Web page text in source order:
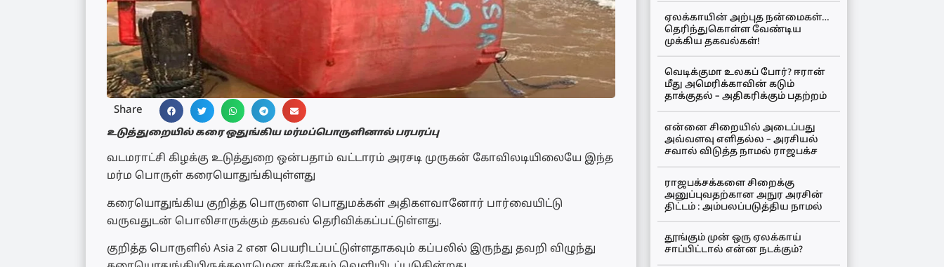
Share
உடுத்துறையில் கரை ஒதுங்கிய மர்மப்பொருளினால் பரபரப்பு
வடமராட்சி கிழக்கு உடுத்துறை ஒன்பதாம் வட்டாரம் அரசடி முருகன் கோவிலடியிலையே இந்த
மர்ம பொருள் கரையொதுங்கியுள்ளது
கரையொதுங்கிய குறித்த பொருளை பொதுமக்கள் அதிகளவானோர் பார்வையிட்டு
வருவதுடன் பொலிசாருக்கும் தகவல் தெரிவிக்கப்பட்டுள்ளது.
குறித்த பொருளில் Asia 2 என பெயரிடப்பட்டுள்ளதாகவும் கப்பலில் இருந்து தவறி விழுந்து
ஏலக்காயின் அற்புத நன்மைகள்…
தெரிந்துகொள்ள வேண்டிய
முக்கிய தகவல்கள்!
வெடிக்குமா உலகப் போர்? ஈரான்
மீது அமெரிக்காவின் கடும்
தாக்குதல் – அதிகரிக்கும் பதற்றம்
என்னை சிறையில் அடைப்பது
அவ்வளவு எளிதல்ல – அரசியல்
சவால் விடுத்த நாமல் ராஜபக்ச
ராஜபக்சக்களை சிறைக்கு
அனுப்புவதற்கான அநுர அரசின்
திட்டம் : அம்பலப்படுத்திய நாமல்
தூங்கும் முன் ஒரு ஏலக்காய்
சாப்பிட்டால் என்ன நடக்கும்?